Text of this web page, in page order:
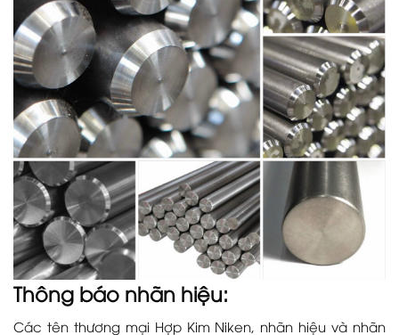
Thông báo nhãn hiệu:
Các tên thương mại Hợp Kim Niken, nhãn hiệu và nhãn